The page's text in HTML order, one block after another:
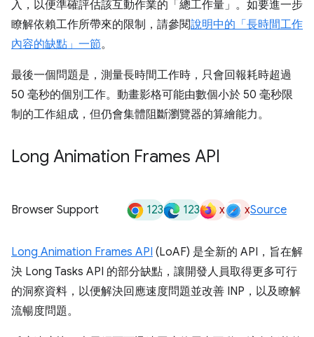
入，以便準確評估該互動作業的「總工作量」。如要進一步
瞭解依賴工作所帶來的限制，請參閱說明中的「長時間工作
內容的缺點」一節。
最後一個問題是，測量長時間工作時，只會回報耗時超過
50 毫秒的個別工作。動畫影格可能由數個小於 50 毫秒限
制的工作組成，但仍會集體阻斷瀏覽器的算繪能力。
Long Animation Frames API
Browser Support 123 123 x xSource
Long Animation Frames API (LoAF) 是全新的 API，旨在解
決 Long Tasks API 的部分缺點，讓開發人員取得更多可行
的洞察資料，以便解決回應速度問題並改善 INP，以及瞭解
流暢度問題。